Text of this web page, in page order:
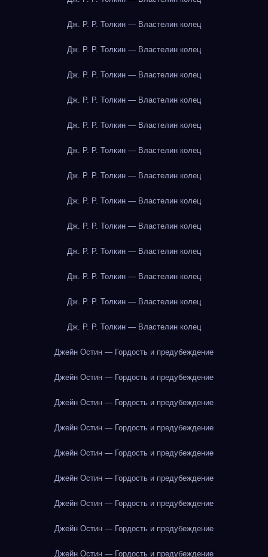
Дж. Р. Р. Толкин — Властелин колец
Дж. Р. Р. Толкин — Властелин колец
Дж. Р. Р. Толкин — Властелин колец
Дж. Р. Р. Толкин — Властелин колец
Дж. Р. Р. Толкин — Властелин колец
Дж. Р. Р. Толкин — Властелин колец
Дж. Р. Р. Толкин — Властелин колец
Дж. Р. Р. Толкин — Властелин колец
Дж. Р. Р. Толкин — Властелин колец
Дж. Р. Р. Толкин — Властелин колец
Дж. Р. Р. Толкин — Властелин колец
Дж. Р. Р. Толкин — Властелин колец
Дж. Р. Р. Толкин — Властелин колец
Джейн Остин — Гордость и предубеждение
Джейн Остин — Гордость и предубеждение
Джейн Остин — Гордость и предубеждение
Джейн Остин — Гордость и предубеждение
Джейн Остин — Гордость и предубеждение
Джейн Остин — Гордость и предубеждение
Джейн Остин — Гордость и предубеждение
Джейн Остин — Гордость и предубеждение
Джейн Остин — Гордость и предубеждение